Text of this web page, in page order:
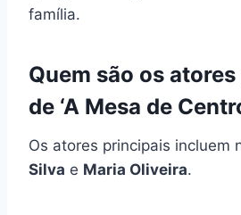
família.
Quem são os
de ‘A Mesa de
Os atores principais incluem
Silva e Maria Oliveira.